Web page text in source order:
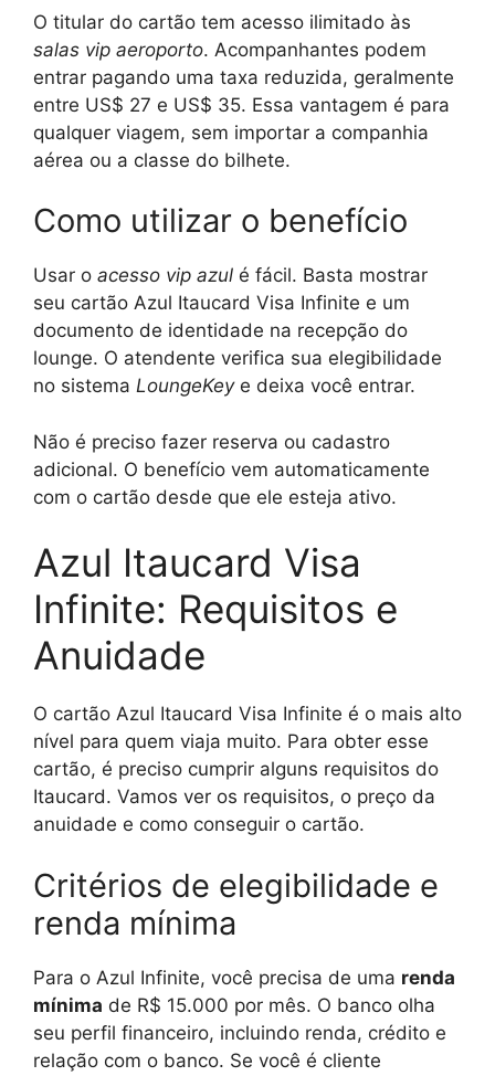
O titular do cartão tem acesso ilimitado às
salas vip aeroporto. Acompanhantes podem
entrar pagando uma taxa reduzida, geralmente
entre US$ 27 e US$ 35. Essa vantagem é para
qualquer viagem, sem importar a companhia
aérea ou a classe do bilhete.
Como utilizar o benefício
Usar o acesso vip azul é fácil. Basta mostrar
seu cartão Azul Itaucard Visa Infinite e um
documento de identidade na recepção do
lounge. O atendente verifica sua elegibilidade
no sistema LoungeKeye deixa você entrar.
Não é preciso fazer reserva ou cadastro
adicional. O benefício vem automaticamente
com o cartão desde que ele esteja ativo.
Azul Itaucard Visa
Infinite: Requisitos e
Anuidade
O cartão Azul Itaucard Visa Infinite é o mais alto
nível para quem viaja muito. Para obter esse
cartão, é preciso cumprir alguns requisitos do
Itaucard. Vamos ver os requisitos, o preço da
anuidade e como conseguir o cartão.
Critérios de elegibilidade e
renda mínima
Para o Azul Infinite, você precisa de uma renda
mínima de R$ 15.000 por mês. O banco olha
seu perfil financeiro, incluindo renda, crédito e
relação com o banco. Se você é cliente